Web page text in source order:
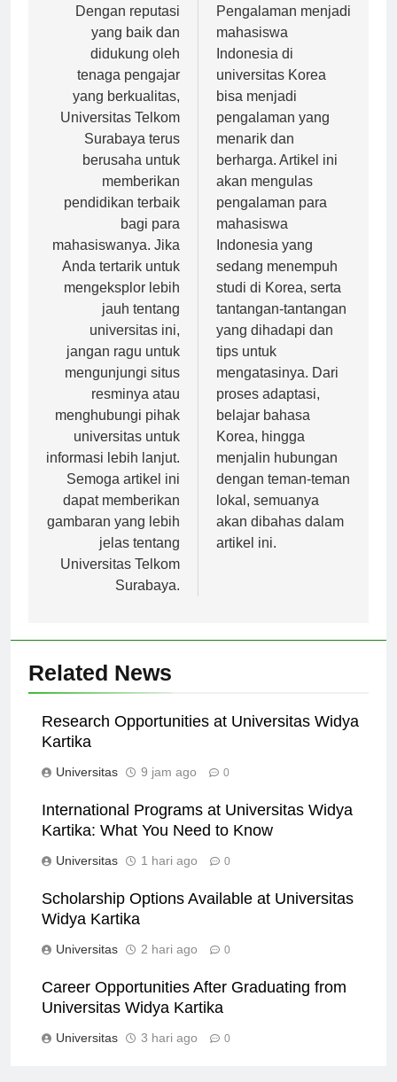
Dengan reputasi
yang baik dan
didukung oleh
tenaga pengajar
yang berkualitas,
Universitas Telkom
Surabaya terus
berusaha untuk
memberikan
pendidikan terbaik
bagi para
mahasiswanya. Jika
Anda tertarik untuk
mengeksplor lebih
jauh tentang
universitas ini,
jangan ragu untuk
mengunjungi situs
resminya atau
menghubungi pihak
universitas untuk
informasi lebih lanjut.
Semoga artikel ini
dapat memberikan
gambaran yang lebih
jelas tentang
Universitas Telkom
Pengalaman menjadi
mahasiswa
Indonesia di
universitas Korea
bisa menjadi
pengalaman yang
menarik dan
berharga. Artikel ini
akan mengulas
pengalaman para
mahasiswa
Indonesia yang
sedang menempuh
studi di Korea, serta
tantangan-tantangan
yang dihadapi dan
tips untuk
mengatasinya. Dari
proses adaptasi,
belajar bahasa
Korea, hingga
menjalin hubungan
dengan teman-teman
lokal, semuanya
akan dibahas dalam
Related News
Research Opportunities at Universitas Widya
International Programs at Universitas Widya
Scholarship Options Available at Universitas
Career Opportunities After Graduating from